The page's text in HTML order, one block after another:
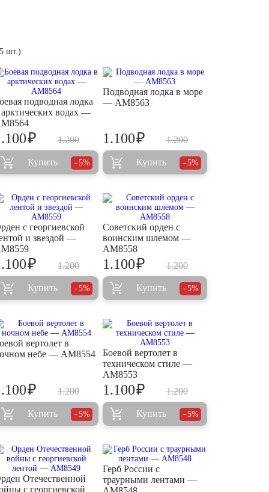
шт.)
подводная лодка
водах —
1.200
₽
Купить 5%
Подводная лодка в море
— AM8563
1.200
1.100₽
Купить 5%
с георгиевской
и звездой —
1.200
₽
Купить 5%
Советский орден с
воинским шлемом —
AM8558
1.200
1.100₽
Купить 5%
вертолет в
небе — AM8554
1.200
₽
Купить 5%
Боевой вертолет в
техническом стиле —
AM8553
1.200
1.100₽
Купить 5%
Отечественной
с георгиевской
Герб России с
траурными лентами —